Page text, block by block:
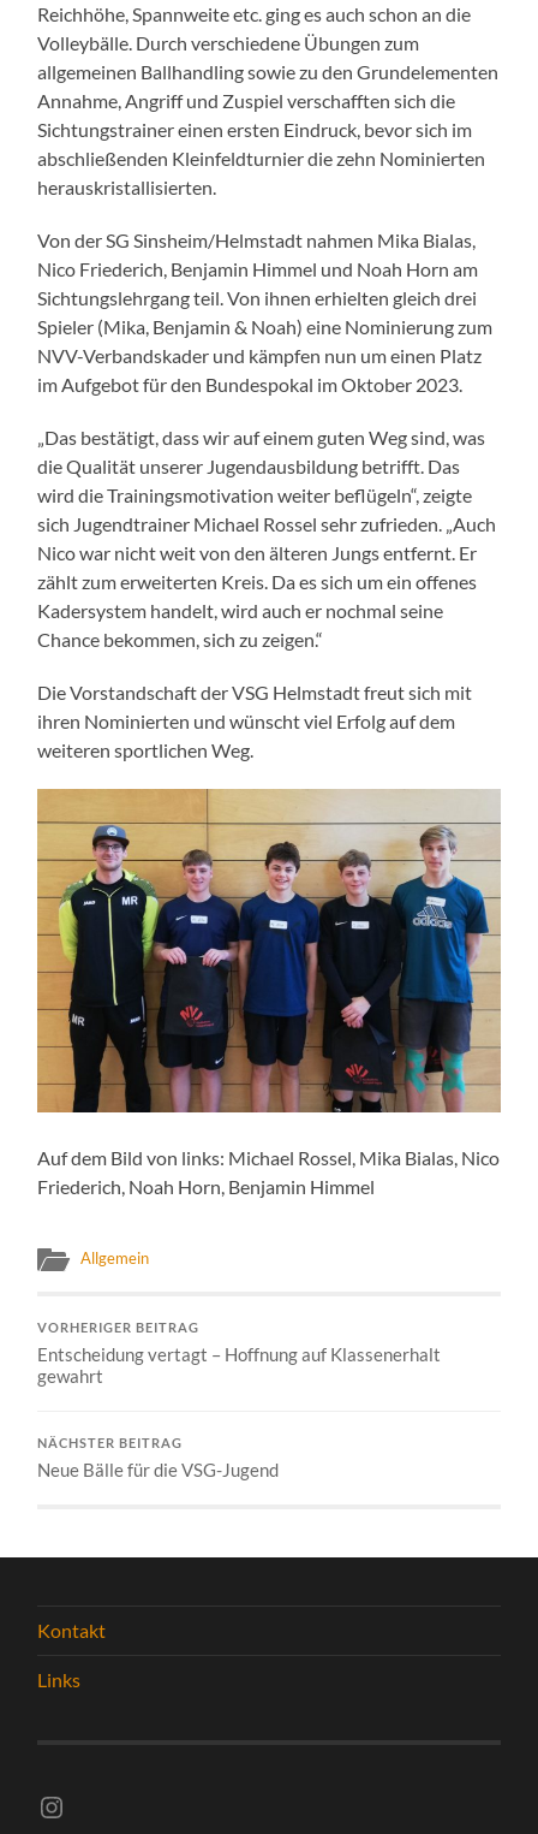
Reichhöhe, Spannweite etc. ging es auch schon an die
Volleybälle. Durch verschiedene Übungen zum
allgemeinen Ballhandling sowie zu den Grundelementen
Annahme, Angriff und Zuspiel verschafften sich die
Sichtungstrainer einen ersten Eindruck, bevor sich im
abschließenden Kleinfeldturnier die zehn Nominierten
herauskristallisierten.
Von der SG Sinsheim/Helmstadt nahmen Mika Bialas,
Nico Friederich, Benjamin Himmel und Noah Horn am
Sichtungslehrgang teil. Von ihnen erhielten gleich drei
Spieler (Mika, Benjamin & Noah) eine Nominierung zum
NVV-Verbandskader und kämpfen nun um einen Platz
im Aufgebot für den Bundespokal im Oktober 2023.
„Das bestätigt, dass wir auf einem guten Weg sind, was
die Qualität unserer Jugendausbildung betrifft. Das
wird die Trainingsmotivation weiter beflügeln“, zeigte
sich Jugendtrainer Michael Rossel sehr zufrieden. „Auch
Nico war nicht weit von den älteren Jungs entfernt. Er
zählt zum erweiterten Kreis. Da es sich um ein offenes
Kadersystem handelt, wird auch er nochmal seine
Chance bekommen, sich zu zeigen.“
Die Vorstandschaft der VSG Helmstadt freut sich mit
ihren Nominierten und wünscht viel Erfolg auf dem
weiteren sportlichen Weg.
Auf dem Bild von links: Michael Rossel, Mika Bialas, Nico
Friederich, Noah Horn, Benjamin Himmel
Allgemein
VORHERIGER BEITRAG
Entscheidung vertagt – Hoffnung auf Klassenerhalt
gewahrt
NÄCHSTER BEITRAG
Neue Bälle für die VSG-Jugend
Kontakt
Links
Instagram vsghelmstadt.volleyball